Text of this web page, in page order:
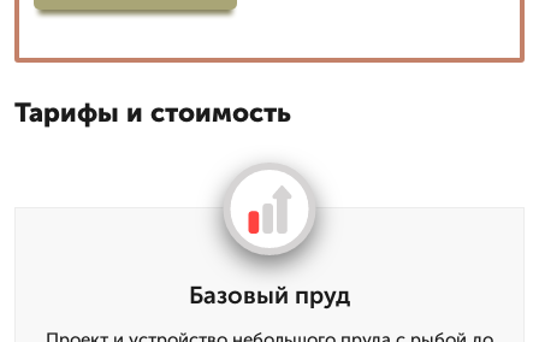
Тарифы и стоимость
Базовый пруд